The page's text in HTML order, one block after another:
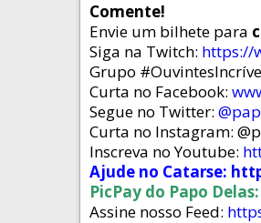
Comente!
Envie um bilhete para
Siga na Twitch: https://
Grupo
Curta no Facebook:
Segue no Twitter:
Curta no Instagram:
Inscreva no Youtube:
Ajude no Catarse:
PicPay do Papo Delas:
Assine nosso Feed: